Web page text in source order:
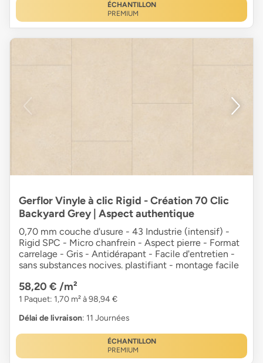
ÉCHANTILLON
PREMIUM
Gerflor Vinyle à clic Rigid - Création 70 Clic
Backyard Grey | Aspect authentique
0,70 mm couche d'usure - 43 Industrie (intensif) -
Rigid SPC - Micro chanfrein - Aspect pierre - Format
carrelage - Gris - Antidérapant - Facile d'entretien -
sans substances nocives. plastifiant - montage facile
58,20 € /m²
1 Paquet: 1,70 m² à 98,94 €
Délai de livraison: 11 Journées
ÉCHANTILLON
PREMIUM